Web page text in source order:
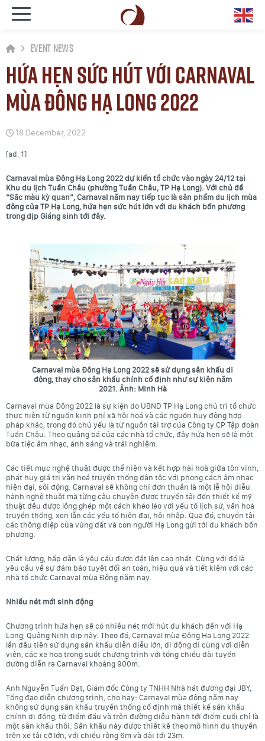
Event News
Hứa hẹn sức hút với Carnaval
mùa Đông Hạ Long 2022
18 December, 2022
[ad_1]
Carnaval mùa Đông Hạ Long 2022 dự kiến tổ chức vào ngày 24/12 tại
Khu du lịch Tuần Châu (phường Tuần Châu, TP Hạ Long). Với chủ đề
“Sắc màu kỳ quan”, Carnaval năm nay tiếp tục là sản phẩm du lịch mùa
đông của TP Hạ Long, hứa hẹn sức hút lớn với du khách bốn phương
trong dịp Giáng sinh tới đây.
Carnaval mùa Đông Hạ Long 2022 sẽ sử dụng sân khấu di
động, thay cho sân khấu chính cố định như sự kiện năm
2021. Ảnh: Minh Hà
Carnaval mùa Đông 2022 là sự kiện do UBND TP Hạ Long chủ trì tổ chức
thực hiện từ nguồn kinh phí xã hội hoá và các nguồn huy động hợp
pháp khác, trong đó chủ yếu là từ nguồn tài trợ của Công ty CP Tập đoàn
Tuần Châu. Theo quảng bá của các nhà tổ chức, đây hứa hẹn sẽ là một
bữa tiệc âm nhạc, ánh sáng và trải nghiệm.
Các tiết mục nghệ thuật được thể hiện và kết hợp hài hoà giữa tôn vinh,
phát huy giá trị văn hoá truyền thống dân tộc với phong cách âm nhạc
hiện đại, sôi động. Carnaval sẽ không chỉ đơn thuần là một lễ hội diễu
hành nghệ thuật mà từng câu chuyện được truyền tải đến thiết kế mỹ
thuật đều được lồng ghép một cách khéo léo với yếu tố lịch sử, văn hoá
truyền thống, xen lẫn các yếu tố hiện đại, hội nhập. Qua đó, chuyển tải
các thông điệp của vùng đất và con người Hạ Long gửi tới du khách bốn
phương.
Chất lượng, hấp dẫn là yêu cầu được đặt lên cao nhất. Cùng với đó là
yêu cầu về sự đảm bảo tuyệt đối an toàn, hiệu quả và tiết kiệm với các
nhà tổ chức Carnaval mùa Đông năm nay.
Nhiều nét mới sinh động
Chương trình hứa hẹn sẽ có nhiều nét mới hút du khách đến với Hạ
Long, Quảng Ninh dịp này. Theo đó, Carnaval mùa Đông Hạ Long 2022
lần đầu tiên sử dụng sân khấu diễn diễu lớn, di động đi cùng với diễn
viên, các xe hoa trong suốt chương trình với tổng chiều dài tuyến
đường diễn ra Carnaval khoảng 900m.
Anh Nguyễn Tuấn Đạt, Giám đốc Công ty TNHH Nhà hát đương đại JBY,
Tổng đạo diễn chương trình, cho hay: Carnaval mùa đông năm nay
không sử dụng sân khấu truyền thống cố định mà thiết kế sân khấu
chính di động, từ điểm đầu và trên đường diễu hành tới điểm cuối chỉ là
một sân khấu thôi. Sân khấu này được thiết kế theo mô hình du thuyền
trên xe tải cỡ lớn, với chiều rộng 6m và dài tới 23m.